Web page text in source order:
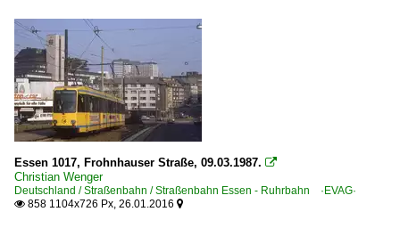
Essen 1017, Frohnhauser Straße, 09.03.1987. 
Christian Wenger
Deutschland / Straßenbahn / Straßenbahn Essen - Ruhrbahn ·EVAG·
 858 1104x726 Px, 26.01.2016 